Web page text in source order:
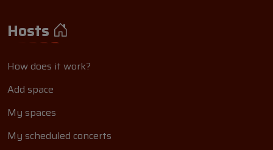
Hosts
How does it work?
Add space
My spaces
My scheduled concerts